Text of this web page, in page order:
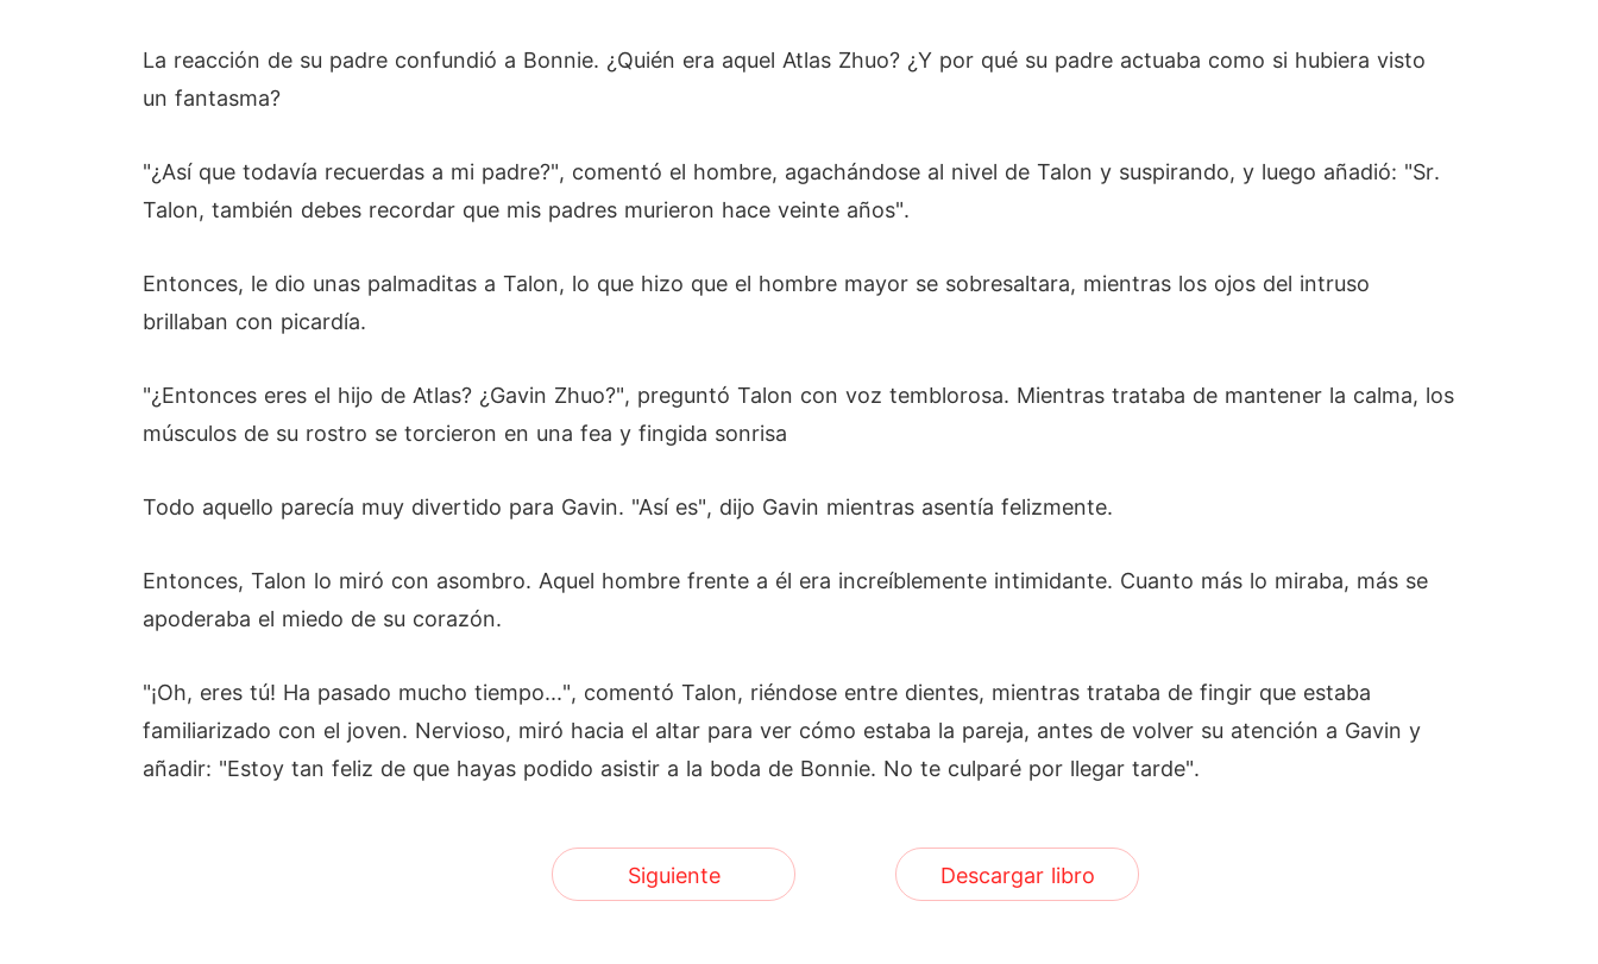
La reacción de su padre confundió a Bonnie. ¿Quién era aquel Atlas Zhuo? ¿Y por qué su padre actuaba como si hubiera visto
un fantasma?
"¿Así que todavía recuerdas a mi padre?", comentó el hombre, agachándose al nivel de Talon y suspirando, y luego añadió: "Sr.
Talon, también debes recordar que mis padres murieron hace veinte años".
Entonces, le dio unas palmaditas a Talon, lo que hizo que el hombre mayor se sobresaltara, mientras los ojos del intruso
brillaban con picardía.
"¿Entonces eres el hijo de Atlas? ¿Gavin Zhuo?", preguntó Talon con voz temblorosa. Mientras trataba de mantener la calma, los
músculos de su rostro se torcieron en una fea y fingida sonrisa
Todo aquello parecía muy divertido para Gavin. "Así es", dijo Gavin mientras asentía felizmente.
Entonces, Talon lo miró con asombro. Aquel hombre frente a él era increíblemente intimidante. Cuanto más lo miraba, más se
apoderaba el miedo de su corazón.
"¡Oh, eres tú! Ha pasado mucho tiempo...", comentó Talon, riéndose entre dientes, mientras trataba de fingir que estaba
familiarizado con el joven. Nervioso, miró hacia el altar para ver cómo estaba la pareja, antes de volver su atención a Gavin y
añadir: "Estoy tan feliz de que hayas podido asistir a la boda de Bonnie. No te culparé por llegar tarde".
Siguiente Descargar libro